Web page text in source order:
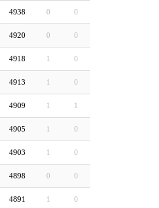
4938 0 0
4920 0 0
4918 1 0
4913 1 0
4909 1 1
4905 1 0
4903 1 0
4898 0 0
4891 1 0